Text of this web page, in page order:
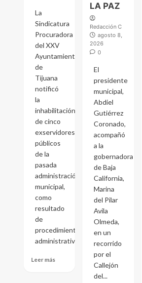
La
Sindicatura
Procuradora
del XXV
Ayuntamiento
de
Tijuana
notificó
la
inhabilitación
de cinco
exservidores
públicos
de la
pasada
administración
municipal,
como
resultado
de
procedimientos
administrativos...
Leer más
LA PAZ
Redacción C
agosto 8,
2026
0
El
presidente
municipal,
Abdiel
Gutiérrez
Coronado,
acompañó
a la
gobernadora
de Baja
California,
Marina
del Pilar
Avila
Olmeda,
en un
recorrido
por el
Callejón
del...